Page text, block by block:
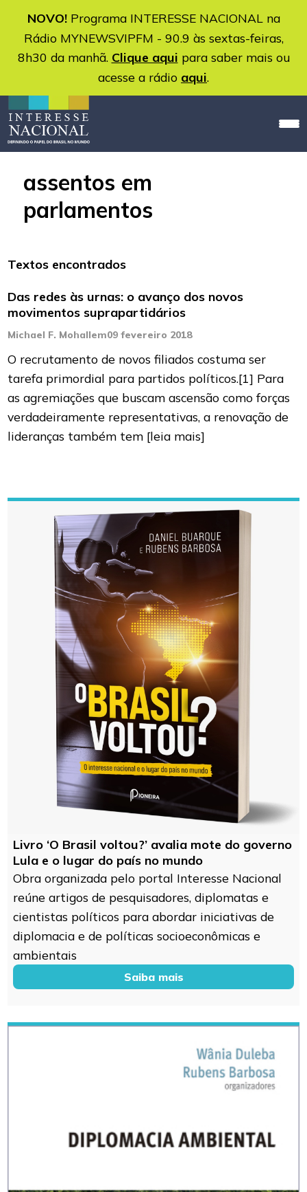
NOVO!Programa INTERESSE NACIONAL na
Rádio MYNEWSVIPFM - 90.9 às sextas-feiras,
8h30 da manhã. Clique aqui para saber mais ou
acesse a rádio aqui.
assentos em
parlamentos
Textos encontrados
Das redes às urnas: o avanço dos novos
movimentos suprapartidários
Michael F. Mohallem09 fevereiro 2018
O recrutamento de novos filiados costuma ser
tarefa primordial para partidos políticos.[1] Para
as agremiações que buscam ascensão como forças
verdadeiramente representativas, a renovação de
lideranças também tem [leia mais]
Livro ‘O Brasil voltou?’ avalia mote do governo
Lula e o lugar do país no mundo
Obra organizada pelo portal Interesse Nacional
reúne artigos de pesquisadores, diplomatas e
cientistas políticos para abordar iniciativas de
diplomacia e de políticas socioeconômicas e
ambientais
Saiba mais